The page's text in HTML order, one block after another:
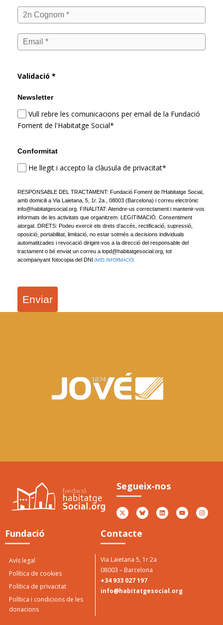
Validació *
Newsletter
Vull rebre les comunicacions per email de la Fundació
Foment de l'Habitatge Social*
Conformitat
He llegit i accepto la clàusula de privacitat*
RESPONSABLE DEL TRACTAMENT: Fundació Foment de l’Habitatge Social,
amb domicili a Via Laietana, 5, 1r. 2a., 08003 (Barcelona) i correu electrònic
info@habitatgesocial.org. FINALITAT: Atendre-us correctament i mantenir-vos
informats de les activitats que organitzem. LEGITIMACIÓ. Consentiment
atorgat. DRETS: Podeu exercir els drets d’accés, rectificació, supressió,
oposició, portabilitat, limitació, no estar sotmès a decisions individuals
automatitzades i revocació dirigint-vos a la direcció del responsable del
tractament o bé enviat un correu a lopd@habitatgesocial.org, tot
acompanyant fotocopia del DNI (MÉS INFORMACIÓ)
Enviar
Atorgat per Casa Jové 2017 Segueix-nos
Fundació
Avís legal
Política de cookies
Política de privacitat
Política i condicions de les
donacions
Contacte
Via Laietana 5, 1r 2a
08003 – Barcelona
+34 933 027 197
info@habitatgesocial.org